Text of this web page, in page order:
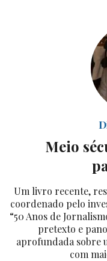
Meio
Um livro recente,
coordenado pelo
“50 Anos de
pretexto e
aprofundada sobre
com